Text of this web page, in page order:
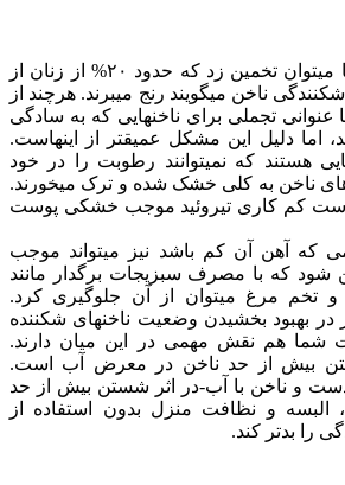
با توجه به بعضی آمارها میتوان تخمین زد که حدود ۲۰% از زنان از
ناخن میگویند رنج میبرند. هرچند از
عنوانی تجملی برای ناخنهایی که به سادگی
اما دلیل این مشکل عمیقتر از اینهاست.
هستند که نمیتوانند رطوبت را در خود
های ناخن به کلی خشک شده و ترک میخورند.
کم کاری تیروئید موجب خشکی پوست
که آهن آن کم باشد نیز میتواند موجب
شود که با مصرف سبزیجات برگدار مانند
تخم مرغ میتوان از آن جلوگیری کرد.
در بهبود بخشیدن وضعیت ناخنهای شکننده
شما هم نقش مهمی در این میان دارند.
بیش از حد ناخن در معرض آب است.
و ناخن با آب-در اثر شستن بیش از حد
و نظافت منزل بدون استفاده از
را بدتر کند.